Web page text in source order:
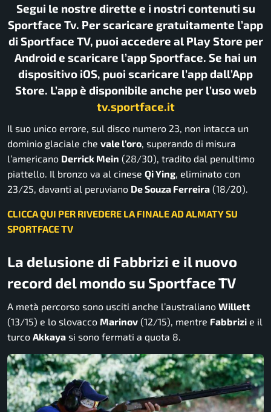
Segui le nostre dirette e i nostri contenuti su
Sportface Tv. Per scaricare gratuitamente l’app
di Sportface TV, puoi accedere al Play Store per
Android e scaricare l’app Sportface. Se hai un
dispositivo iOS, puoi scaricare l’app dall’App
Store. L’app è disponibile anche per l’uso web
tv.sportface.it
Il suo unico errore, sul disco numero 23, non intacca un
dominio glaciale che vale l’oro , superando di misura
l’americano Derrick Mein (28/30), tradito dal penultimo
piattello. Il bronzo va al cinese Qi Ying , eliminato con
23/25, davanti al peruviano De Souza Ferreira (18/20).
CLICCA QUI PER RIVEDERE LA FINALE AD ALMATY SU
SPORTFACE TV
La delusione di Fabbrizi e il nuovo
record del mondo su Sportface TV
A metà percorso sono usciti anche l’australiano Willett
(13/15) e lo slovacco Marinov (12/15), mentre Fabbrizi e il
turco Akkaya si sono fermati a quota 8.